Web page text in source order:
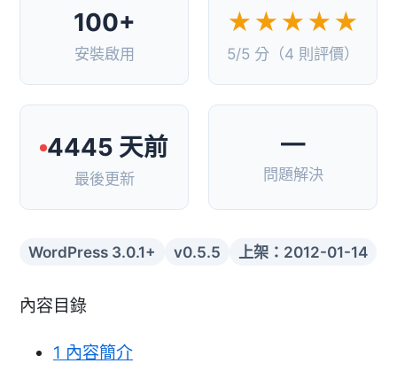
100+
安裝啟用
★★★★★
5/5 分（4 則評價）
4445 天前
最後更新
—
問題解決
WordPress 3.0.1+ v0.5.5 上架：2012-01-14
內容目錄
1 內容簡介